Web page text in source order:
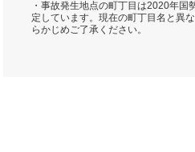
・事故発生地点の町丁目は2020年国
定しています。現在の町丁目名と異
らかじめご了承ください。